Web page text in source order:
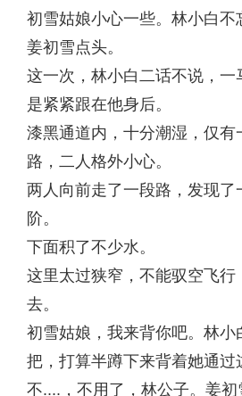
初雪姑娘小心一些。林小白
姜初雪点头。
这一次，林小白二话不说，一
是紧紧跟在他身后。
漆黑通道内，十分潮湿，仅有
路，二人格外小心。
两人向前走了一段路，发现了
阶。
下面积了不少水。
这里太过狭窄，不能驭空飞行
去。
初雪姑娘，我来背你吧。林小
把，打算半蹲下来背着她通
不....，不用了，林公子。姜